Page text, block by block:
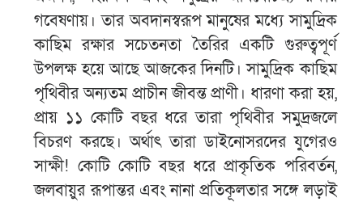
গবেষণায়। তার অবদানস্বরূপ মানুষের মধ্যে সামুদ্রিক
কাছিম রক্ষার সচেতনতা তৈরির একটি গুরুত্বপূর্ণ
উপলক্ষ হয়ে আছে আজকের দিনটি। সামুদ্রিক কাছিম
পৃথিবীর অন্যতম প্রাচীন জীবন্ত প্রাণী। ধারণা করা হয়,
প্রায় ১১ কোটি বছর ধরে তারা পৃথিবীর সমুদ্রজলে
বিচরণ করছে। অর্থাৎ তারা ডাইনোসরদের যুগেরও
সাক্ষী! কোটি কোটি বছর ধরে প্রাকৃতিক পরিবর্তন,
জলবায়ুর রূপান্তর এবং নানা প্রতিকূলতার সঙ্গে লড়াই